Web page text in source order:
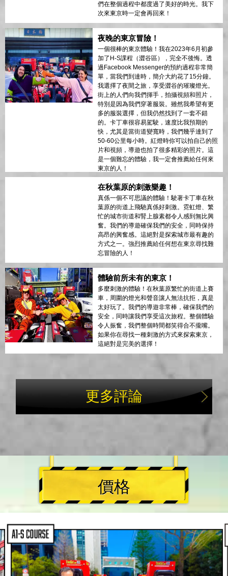
們在整個過程中都度過了美好的時光。我下
次來東京時一定會再回來！
夜晚的東京冒險！
一個很棒的東京體驗！我在2023年6月初參
加了H-S課程（澀谷區），完全不後悔。透
過Facebook Messenger的預約過程非常簡
單，當我們到達時，簡介大約花了15分鐘。
我選擇了夜間之旅，享受澀谷的璀璨燈光。
街上的人們向我們揮手，拍攝視頻和照片，
特別是因為我們穿著服裝。雖然我希望有更
多的服裝選擇，但我仍然找到了一套不錯
的。卡丁車很容易駕駛，速度比我預期的
快，尤其是當街道變寬時，我們幾乎達到了
50-60公里每小時。紅燈時你可以拍自己的照
片和視頻，導遊也拍了很多精彩的照片。這
是一個難忘的體驗，我一定會推薦給任何來
東京的人！
在秋葉原的刺激樂趣！
真係一個不可思議的體驗！駛著卡丁車在秋
葉原的街道上飛馳真係好刺激。霓虹燈、繁
忙的城市街道和腎上腺素都令人感到無比興
奮。我們的導遊確保我們的安全，同時保持
高昂的興奮感。這絕對是探索城市最有趣的
方式之一。強烈推薦給任何想在東京尋找難
忘冒險的人！
體驗前所未有的東京！
多麼刺激的體驗！在秋葉原繁忙的街道上賽
車，周圍的燈光和聲音讓人無法抗拒，真是
太好玩了。我們的導遊非常棒，確保我們的
安全，同時讓我們享受這次旅程。整個體驗
令人振奮，我們整個時間都笑得合不攏嘴。
如果你在尋找一種刺激的方式來探索東京，
這絕對是完美的選擇！
更多評論
價格